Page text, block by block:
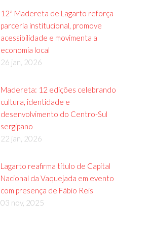
12ª Madereta de Lagarto reforça
parceria institucional, promove
acessibilidade e movimenta a
economia local
26 jan, 2026
Madereta: 12 edições celebrando
cultura, identidade e
desenvolvimento do Centro-Sul
sergipano
22 jan, 2026
Lagarto reafirma título de Capital
Nacional da Vaquejada em evento
com presença de Fábio Reis
03 nov, 2025